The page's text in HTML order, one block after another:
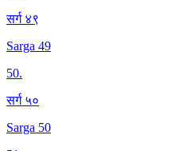
सर्ग ४९
Sarga 49
50.
सर्ग ५०
Sarga 50